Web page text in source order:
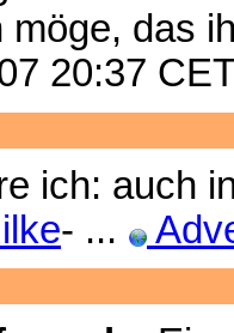
möge, das
20:37
ich: auch
- ...